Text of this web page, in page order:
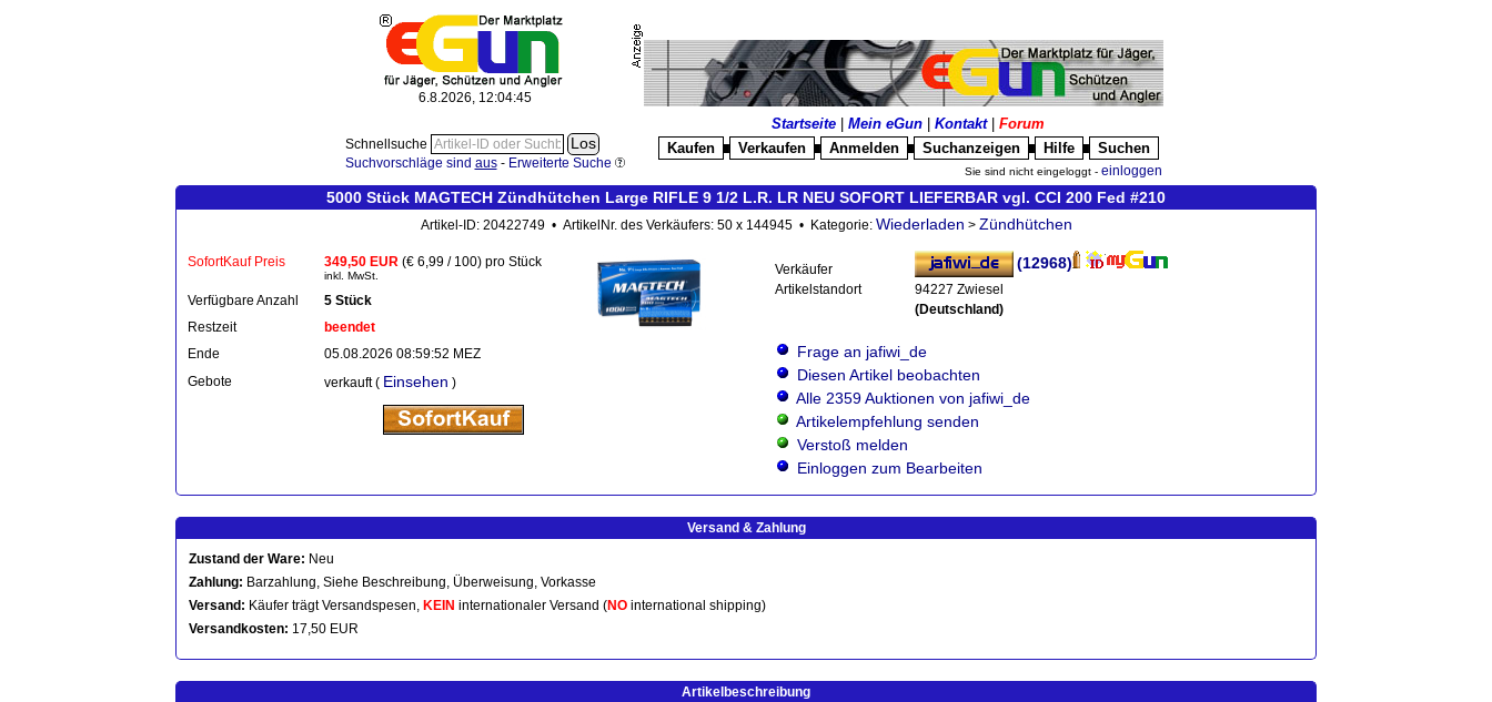
6.8.2026, 12:04:46
Schnellsuche
Suchvorschläge sind aus- Erweiterte Suche
Startseite Mein eGun Kontakt| Forum
Kaufen
Verkaufen Anmelden Suchanzeigen Hilfe Suchen
Sie sind nicht eingeloggt - einloggen
5000 Stück MAGTECH Zündhütchen Large RIFLE 9 1/2 L.R. LR NEU SOFORT LIEFERBAR vgl. CCI 200 Fed #210
Artikel-ID: 20422749 • ArtikelNr. des Verkäufers: 50 x 144945 • Kategorie: Wiederladen > Zündhütchen
SofortKauf Preis 349,50 EUR (€ 6,99 / 100) pro Stück
inkl. MwSt.
Verfügbare Anzahl
5 Stück
Restzeit
beendet
Ende
05.08.2026 08:59:52 MEZ
Gebote
verkauft ( Einsehen )
Verkäufer (12968)
Artikelstandort
94227 Zwiesel
(Deutschland)
Frage an jafiwi_de
Diesen Artikel beobachten
Alle 2359 Auktionen von jafiwi_de
Artikelempfehlung senden
Verstoß melden
Einloggen zum Bearbeiten
Versand & Zahlung
Zustand der Ware: Neu
Zahlung: Barzahlung, Siehe Beschreibung, Überweisung, Vorkasse
Versand: Käufer trägt Versandspesen, KEIN internationaler Versand (NO international shipping)
Versandkosten: 17,50 EUR
Artikelbeschreibung